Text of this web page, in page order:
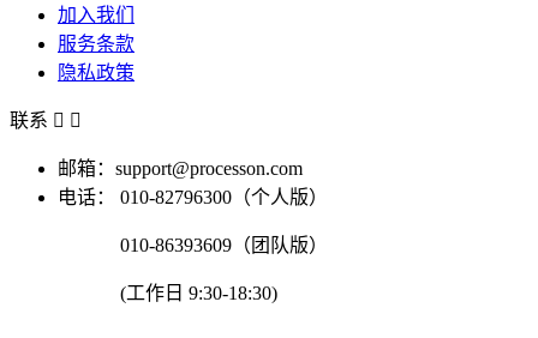
加入我们
服务条款
隐私政策
联系  
邮箱：support@processon.com
电话：
010-82796300（个人版）
010-86393609（团队版）
(工作日 9:30-18:30)